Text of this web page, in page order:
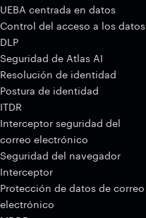
UEBA centrada en datos
Control del acceso a los datos
DLP
Seguridad de Atlas AI
Resolución de identidad
Postura de identidad
ITDR
Interceptor seguridad del
correo electrónico
Seguridad del navegador
Interceptor
Protección de datos de correo
electrónico